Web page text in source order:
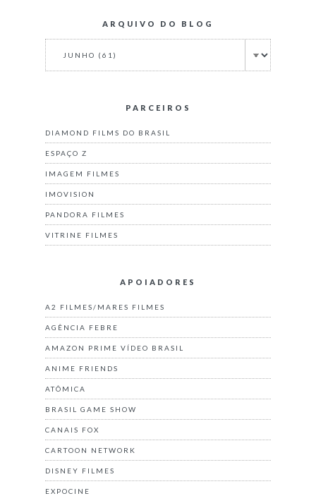
ARQUIVO DO BLOG
PARCEIROS
DIAMOND FILMS DO BRASIL
ESPAÇO Z
IMAGEM FILMES
IMOVISION
PANDORA FILMES
VITRINE FILMES
APOIADORES
A2 FILMES/MARES FILMES
AGÊNCIA FEBRE
AMAZON PRIME VÍDEO BRASIL
ANIME FRIENDS
ATÔMICA
BRASIL GAME SHOW
CANAIS FOX
CARTOON NETWORK
DISNEY FILMES
EXPOCINE